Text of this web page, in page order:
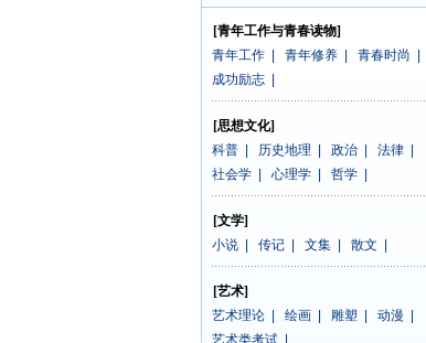
[青年工作与青春读物]
青年工作
青年修养 青春时尚
成功励志
[思想文化]
科普
历史地理 政治 法律
社会学
心理学 哲学
[文学]
小说
传记 文集 散文
[艺术]
艺术理论
绘画 雕塑 动漫
艺术类考试